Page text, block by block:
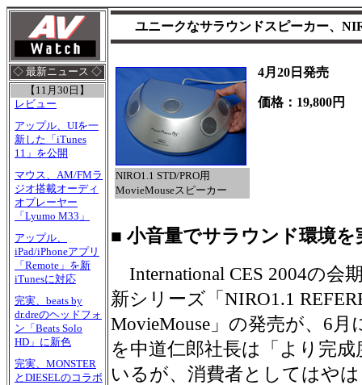
◇ 最新ニュース ◇
【11月30日】
レビュー
アップル、UIを一
新した「iTunes
11」を公開
マウス、AM/FMラ
ジオ搭載オーディ
オプレーヤー
「Lyumo M33」
アップル、
iPad/iPhoneアプリ
「Remote」を新
iTunesに対応
完実、beats by
dr.dreのヘッドフォ
ン「Beats Solo
HD」に新色
完実、MONSTER
とDIESELのコラボ
ユニークなサラウンドスピーカー、
NIRO1.1 STD/PRO用
MovieMouseスピーカー
4月20日発売
価格：19,800円
■ 小音量でサラウンド環境を
International CES 2004の会
新シリーズ「NIRO1.1
MovieMouse」の発売が、6
を中道仁郎社長は「より完
いるが、消費者としてはや